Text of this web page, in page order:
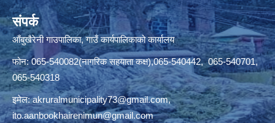
संपर्क
आँबुखैरेनी गाउपालिका, गाउँ कार्यपालिकाको कार्यालय
फोन: 065-540082(नागरिक सहयाता कक्ष),065-540442, 065-540701,
065-540318
इमेल:akruralmunicipality73@gmail.com,
ito.aanbookhairenimun@gmail.com